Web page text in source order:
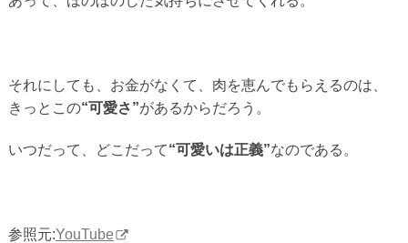
それにしても、お金がなくて、肉を恵んでもらえるのは、
きっとこの“可愛さ”があるからだろう。
いつだって、どこだって“可愛いは正義”なのである。
参照元:YouTube